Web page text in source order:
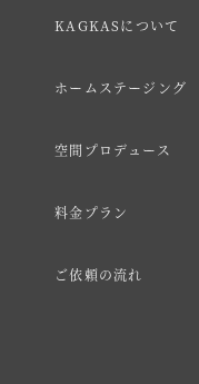
KAGKASについて
ホームステージング
空間プロデュース
料金プラン
ご依頼の流れ